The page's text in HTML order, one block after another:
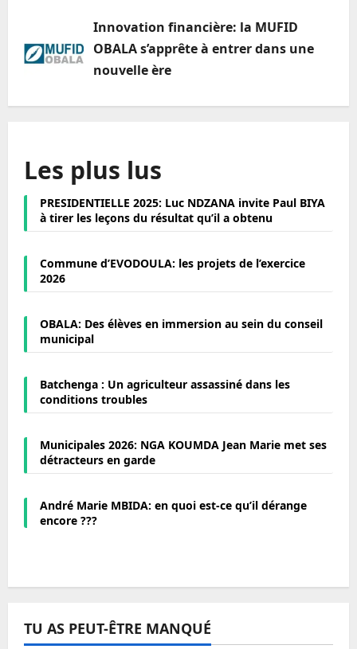
Innovation financière: la MUFID
OBALA s’apprête à entrer dans une
nouvelle ère
Les plus lus
PRESIDENTIELLE 2025: Luc NDZANA invite Paul BIYA
à tirer les leçons du résultat qu’il a obtenu
Commune d’EVODOULA: les projets de l’exercice
2026
OBALA: Des élèves en immersion au sein du conseil
municipal
Batchenga : Un agriculteur assassiné dans les
conditions troubles
Municipales 2026: NGA KOUMDA Jean Marie met ses
détracteurs en garde
André Marie MBIDA: en quoi est-ce qu’il dérange
encore ???
TU AS PEUT-ÊTRE MANQUÉ